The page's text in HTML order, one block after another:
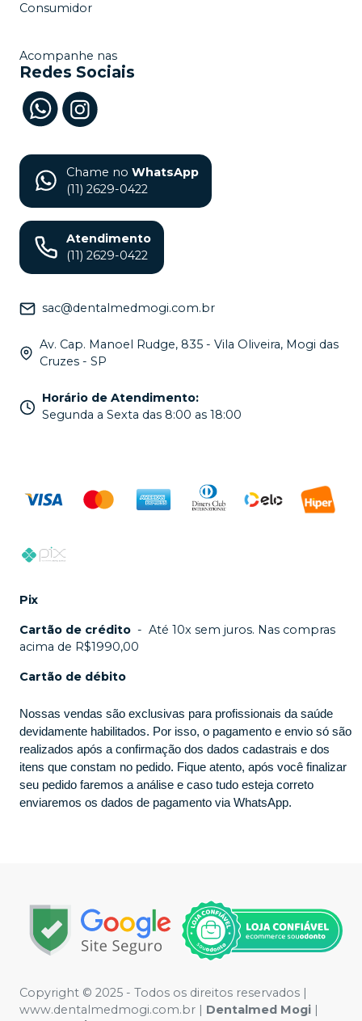
Consumidor
Acompanhe nas
Redes Sociais
Chame no WhatsApp
(11) 2629-0422
Atendimento
(11) 2629-0422
sac@dentalmedmogi.com.br
Av. Cap. Manoel Rudge, 835 - Vila Oliveira, Mogi das
Cruzes - SP
Horário de Atendimento:
Segunda a Sexta das 8:00 as 18:00
Pix
Cartão de crédito - Até 10x sem juros. Nas compras
acima de R$1990,00
Cartão de débito
Nossas vendas são exclusivas para profissionais da saúde
devidamente habilitados. Por isso, o pagamento e envio só são
realizados após a confirmação dos dados cadastrais e dos
itens que constam no pedido. Fique atento, após você finalizar
seu pedido faremos a análise e caso tudo esteja correto
enviaremos os dados de pagamento via WhatsApp.
Copyright © 2025 - Todos os direitos reservados |
www.dentalmedmogi.com.br | Dentalmed Mogi |